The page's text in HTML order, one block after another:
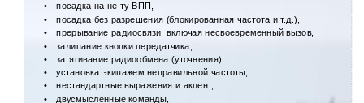
•
посадка на не ту ВПП,
•
посадка без разрешения (блокированная частота и т.д.),
•
прерывание радиосвязи, включая несвоевременный вызов,
•
залипание кнопки передатчика,
•
затягивание радиообмена (уточнения),
•
установка экипажем неправильной частоты,
•
нестандартные выражения и акцент,
•
двусмысленные команды,